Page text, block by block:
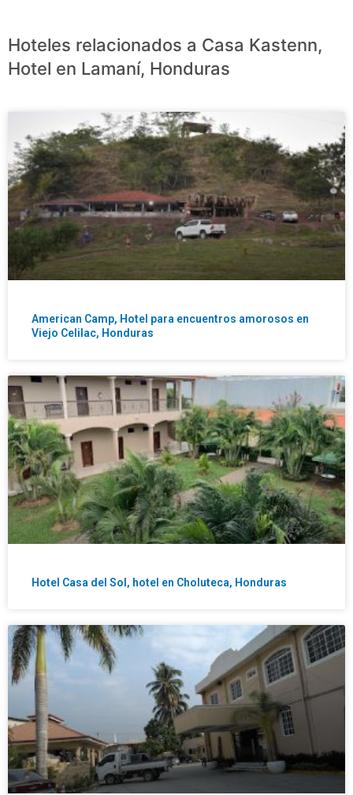
Hoteles relacionados a Casa Kastenn,
Hotel en Lamaní, Honduras
American Camp, Hotel para encuentros amorosos en
Viejo Celilac, Honduras
Hotel Casa del Sol, hotel en Choluteca, Honduras